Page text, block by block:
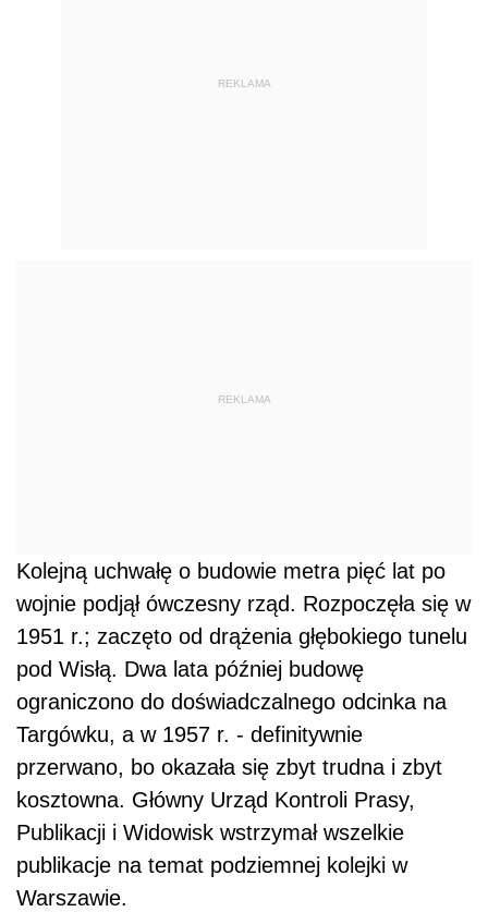
REKLAMA
REKLAMA
Kolejną uchwałę o budowie metra pięć lat po
wojnie podjął ówczesny rząd. Rozpoczęła się w
1951 r.; zaczęto od drążenia głębokiego tunelu
pod Wisłą. Dwa lata później budowę
ograniczono do doświadczalnego odcinka na
Targówku, a w 1957 r. - definitywnie
przerwano, bo okazała się zbyt trudna i zbyt
kosztowna. Główny Urząd Kontroli Prasy,
Publikacji i Widowisk wstrzymał wszelkie
publikacje na temat podziemnej kolejki w
Warszawie.